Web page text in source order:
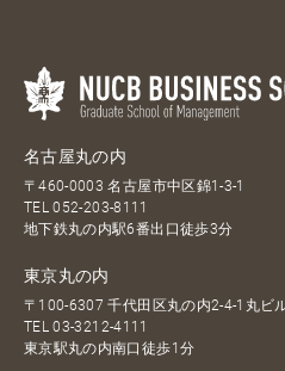
名古屋丸の内
〒460-0003 名古屋市中区錦1-3-1
TEL052-203-8111
地下鉄丸の内駅6番出口徒歩3分
東京丸の内
〒100-6307 千代田区丸の内2-4-1丸ビ
TEL03-3212-4111
東京駅丸の内南口徒歩1分